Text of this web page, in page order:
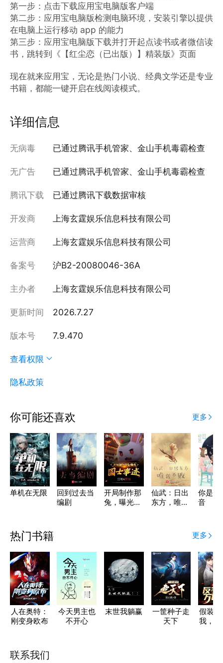
第一步：点击下载应用宝电脑版客户端
第二步：应用宝电脑版检测电脑环境，安装引擎以提供
在电脑上运行移动 app 的能力
第三步：应用宝电脑版下载并打开起点读书或者微信读
书，跳转到《【红尘恋（已出版）】精装版》页面
现在就来应用宝，无论是热门小说、经典文学还是专业
书籍，都能一键开启在线阅读模式。
详细信息
无病毒 已通过腾讯手机管家、金山手机毒霸检查
无广告 已通过腾讯手机管家、金山手机毒霸检查
腾讯下载 已通过腾讯下载数据审核
开发商 上海玄霆娱乐信息科技有限公司
运营商 上海玄霆娱乐信息科技有限公司
备案号 沪B2-20080046-36A
主办者 上海玄霆娱乐信息科技有限公司
更新时间 2026.7.27
版本号 7.9.470
查看权限
隐私政策
你可能还喜欢 更多
单机在无限
回到过去当
编剧
开局制作那
兔，曝光国
仙武：日出
东方，唯我
你是我
音
热门书籍 更多
人在奥特：
刚变身欧布
今天男主也
不开心
末世我躺赢
一筐种子走
天下
假装
我，
联系我们